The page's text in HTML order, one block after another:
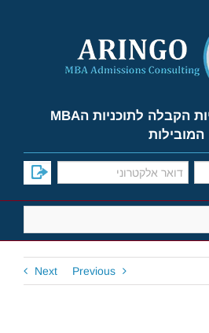
למד על אפשרויות הקבלה לתוכניות הMBA
המובילות
Previous
Next